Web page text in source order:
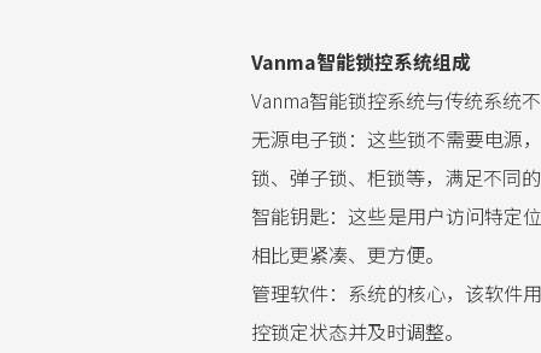
Vanma智能锁控系统组成
Vanma智能锁控系统与传统系统
无源电子锁：这些锁不需要电源
锁、弹子锁、柜锁等，满足不同
智能钥匙：这些是用户访问特定
相比更紧凑、更方便。
管理软件：系统的核心，该软件
控锁定状态并及时调整。